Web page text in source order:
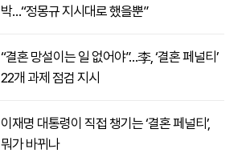
박…“정몽규 지시대로 했을뿐”
“결혼 망설이는 일 없어야”…李, ‘결혼 페널티’
22개 과제 점검 지시
이재명 대통령이 직접 챙기는 ‘결혼 페널티’,
뭐가 바뀌나